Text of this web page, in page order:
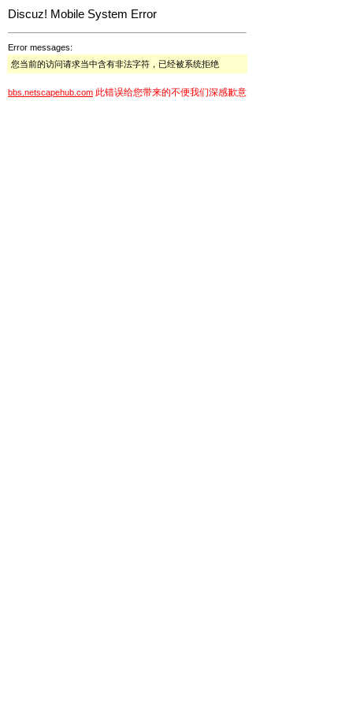
Discuz! Mobile System Error
Error messages:
您当前的访问请求当中含有非法字符，已经被系统拒绝
bbs.netscapehub.com 此错误给您带来的不便我们深感歉意